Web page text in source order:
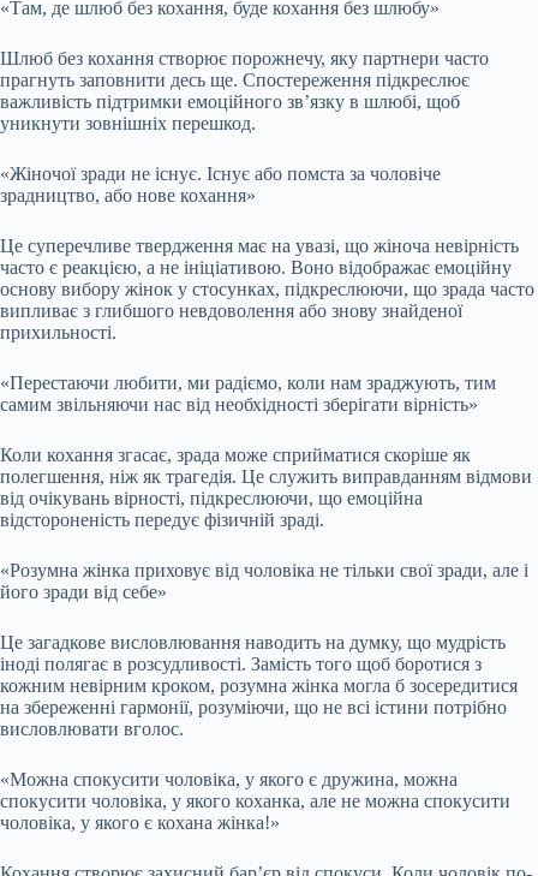
«Там, де шлюб без кохання, буде кохання без шлюбу»
Шлюб без кохання створює порожнечу, яку партнери часто
прагнуть заповнити десь ще. Спостереження підкреслює
важливість підтримки емоційного зв’язку в шлюбі, щоб
уникнути зовнішніх перешкод.
«Жіночої зради не існує. Існує або помста за чоловіче
зрадництво, або нове кохання»
Це суперечливе твердження має на увазі, що жіноча невірність
часто є реакцією, а не ініціативою. Воно відображає емоційну
основу вибору жінок у стосунках, підкреслюючи, що зрада часто
випливає з глибшого невдоволення або знову знайденої
прихильності.
«Перестаючи любити, ми радіємо, коли нам зраджують, тим
самим звільняючи нас від необхідності зберігати вірність»
Коли кохання згасає, зрада може сприйматися скоріше як
полегшення, ніж як трагедія. Це служить виправданням відмови
від очікувань вірності, підкреслюючи, що емоційна
відстороненість передує фізичній зраді.
«Розумна жінка приховує від чоловіка не тільки свої зради, але і
його зради від себе»
Це загадкове висловлювання наводить на думку, що мудрість
іноді полягає в розсудливості. Замість того щоб боротися з
кожним невірним кроком, розумна жінка могла б зосередитися
на збереженні гармонії, розуміючи, що не всі істини потрібно
висловлювати вголос.
«Можна спокусити чоловіка, у якого є дружина, можна
спокусити чоловіка, у якого коханка, але не можна спокусити
чоловіка, у якого є кохана жінка!»